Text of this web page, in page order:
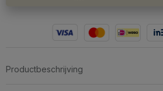
Productbeschrijving